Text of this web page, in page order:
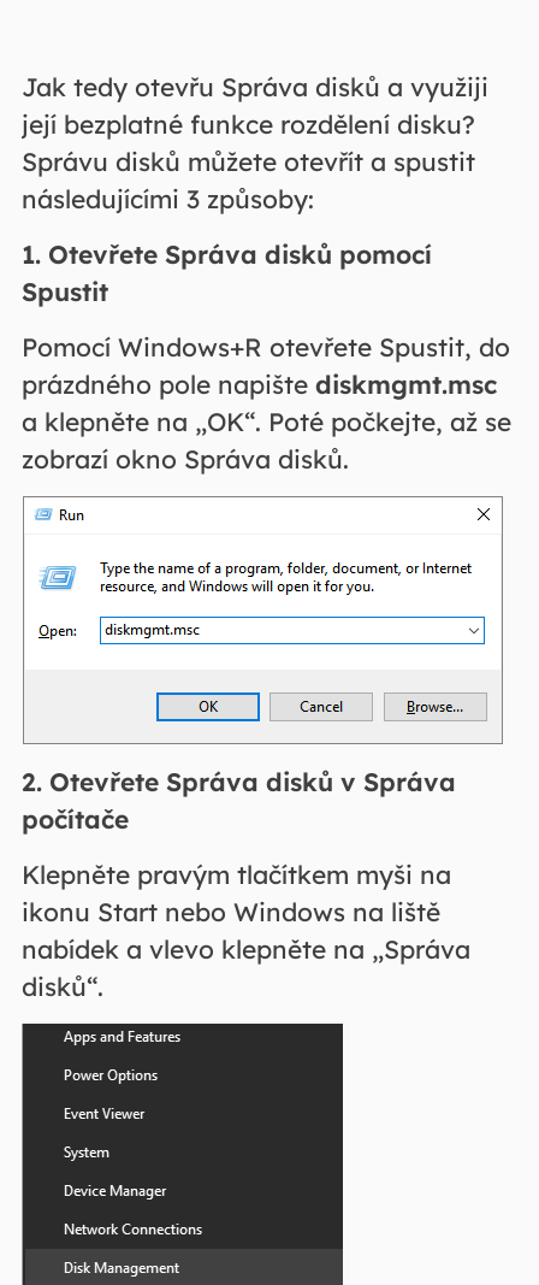
Jak tedy otevřu Správa disků a využiji
její bezplatné funkce rozdělení disku?
Správu disků můžete otevřít a spustit
následujícími 3 způsoby:
1. Otevřete Správa disků pomocí
Spustit
Pomocí Windows+R otevřete Spustit, do
prázdného pole napište diskmgmt.msc
a klepněte na „OK“. Poté počkejte, až se
zobrazí okno Správa disků.
2. Otevřete Správa disků v Správa
počítače
Klepněte pravým tlačítkem myši na
ikonu Start nebo Windows na liště
nabídek a vlevo klepněte na „Správa
disků“.